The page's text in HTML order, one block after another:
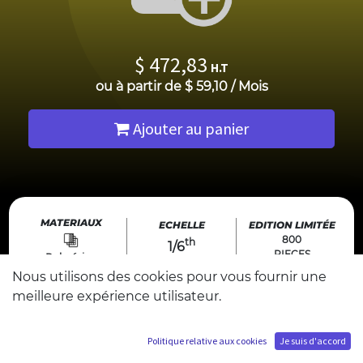
$ 472,83 H.T
ou à partir de $ 59,10 / Mois
Ajouter au panier
MATERIAUX
Polyrésine
ECHELLE
1/6th
EDITION LIMITÉE
800
PIECES
OFFICIAL LICENSED PRODUCT
Made in luxembourg
Nous utilisons des cookies pour vous fournir une
meilleure expérience utilisateur.
Politique relative aux cookies Je suis d'accord